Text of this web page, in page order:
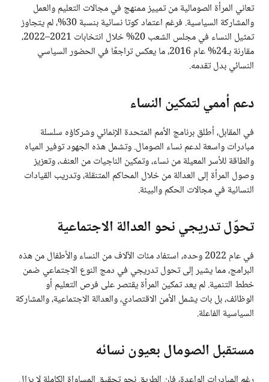
تعاني المرأة الصومالية من تمييز ممنهج في مجالات التعليم والعمل
والمشاركة السياسية. فرغم اعتماد كوتا نسائية بنسبة 30%، لم يتجاوز
تمثيل النساء في مجلس الشعب 20% خلال انتخابات 2021–2022،
مقارنة بـ24% عام 2016، ما يعكس تراجعًا في الحضور السياسي
النسائي بدل تقدمه.
دعم أممي لتمكين النساء
في المقابل، أطلق برنامج الأمم المتحدة الإنمائي وشركاؤه سلسلة
مبادرات واسعة لدعم نساء الصومال. وتشمل هذه الجهود توفير المياه
والطاقة للأسر المعيلة من نساء، وتمكين الناجيات من العنف، وتعزيز
وصول المرأة إلى العدالة من خلال المحاكم المتنقلة، وتدريب القيادات
النسائية في مجالات الحكم والبيئة.
تحوّل تدريجي نحو العدالة الاجتماعية
في عام 2022 وحده، استفاد مئات الآلاف من النساء والأطفال من هذه
البرامج، مما يشير إلى تحول تدريجي في دمج النوع الاجتماعي ضمن
خطط التنمية. لم يعد تمكين المرأة يقتصر على فرص التعليم أو
الوظائف، بل بات يشمل الأمن الاقتصادي، والعدالة الاجتماعية، والمشاركة
السياسية الفاعلة.
مستقبل الصومال بعيون نسائه